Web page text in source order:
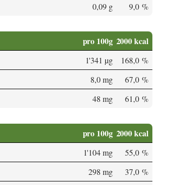
0,09 g 9,0 %
pro 100g 2000 kcal
1'341 µg
168,0 %
8,0 mg
67,0 %
48 mg 61,0 %
pro 100g 2000 kcal
1'104 mg
55,0 %
298 mg
37,0 %